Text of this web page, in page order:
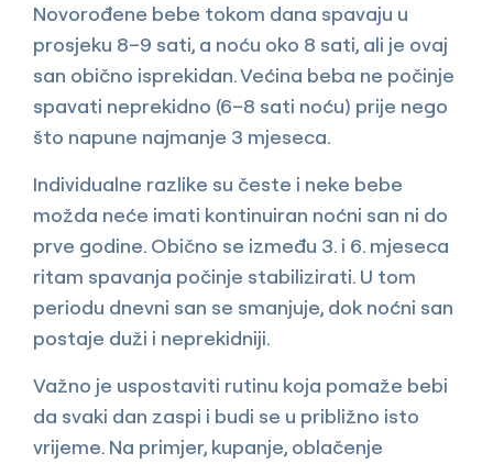
Novorođene bebe tokom dana spavaju u
prosjeku 8–9 sati, a noću oko 8 sati, ali je ovaj
san obično isprekidan. Većina beba ne počinje
spavati neprekidno (6–8 sati noću) prije nego
što napune najmanje 3 mjeseca.
Individualne razlike su česte i neke bebe
možda neće imati kontinuiran noćni san ni do
prve godine. Obično se između 3. i 6. mjeseca
ritam spavanja počinje stabilizirati. U tom
periodu dnevni san se smanjuje, dok noćni san
postaje duži i neprekidniji.
Važno je uspostaviti rutinu koja pomaže bebi
da svaki dan zaspi i budi se u približno isto
vrijeme. Na primjer, kupanje, oblačenje